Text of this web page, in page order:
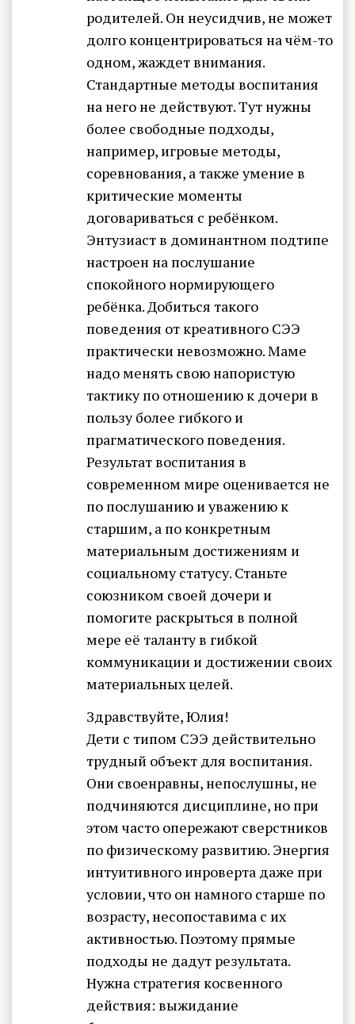
родителей. Он неусидчив, не может
долго концентрироваться на чём-то
одном, жаждет внимания.
Стандартные методы воспитания
на него не действуют. Тут нужны
более свободные подходы,
например, игровые методы,
соревнования, а также умение в
критические моменты
договариваться с ребёнком.
Энтузиаст в доминантном подтипе
настроен на послушание
спокойного нормирующего
ребёнка. Добиться такого
поведения от креативного СЭЭ
практически невозможно. Маме
надо менять свою напористую
тактику по отношению к дочери в
пользу более гибкого и
прагматического поведения.
Результат воспитания в
современном мире оценивается не
по послушанию и уважению к
старшим, а по конкретным
материальным достижениям и
социальному статусу. Станьте
союзником своей дочери и
помогите раскрыться в полной
мере её таланту в гибкой
коммуникации и достижении своих
материальных целей.
Здравствуйте, Юлия!
Дети с типом СЭЭ действительно
трудный объект для воспитания.
Они своенравны, непослушны, не
подчиняются дисциплине, но при
этом часто опережают сверстников
по физическому развитию. Энергия
интуитивного инроверта даже при
условии, что он намного старше по
возрасту, несопоставима с их
активностью. Поэтому прямые
подходы не дадут результата.
Нужна стратегия косвенного
действия: выжидание